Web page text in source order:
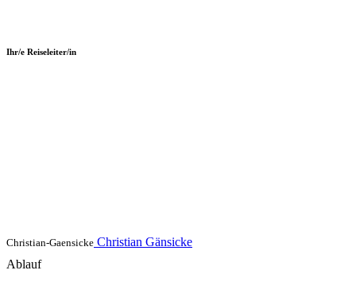
Ihr/e Reiseleiter/in
Christian-Gaensicke Christian Gänsicke
Ablauf